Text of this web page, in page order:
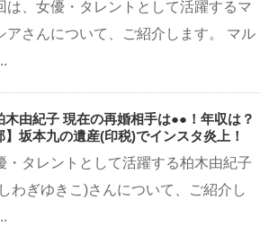
は、女優・タレントとして活躍するマ
アさんについて、ご紹介します。 マル
木由紀子 現在の再婚相手は●●！年収は？
】坂本九の遺産(印税)でインスタ炎上！
・タレントとして活躍する柏木由紀子
わぎゆきこ)さんについて、ご紹介し